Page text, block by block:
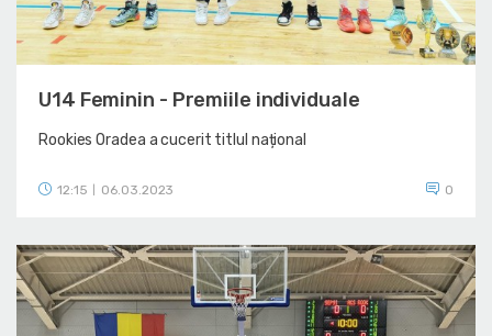
U14 Feminin - Premiile individuale
Rookies Oradea a cucerit titlul național
12:15 06.03.2023 0